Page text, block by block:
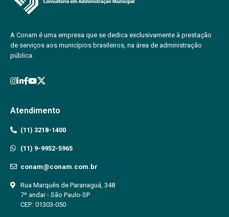
A Conam é uma empresa que se dedica exclusivamente à prestação
de serviços aos municípios brasileiros, na área de administração
pública.
Atendimento
(11) 3218-1400
(11) 9-9952-5965
conam@conam.com.br
Rua Marquês de Paranaguá, 348
7º andar - São Paulo-SP
CEP.: 01303-050